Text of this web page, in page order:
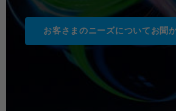
お客さまのニーズについてお聞